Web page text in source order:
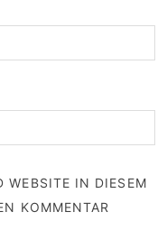
WEBSITE IN DIESEM
KOMMENTAR